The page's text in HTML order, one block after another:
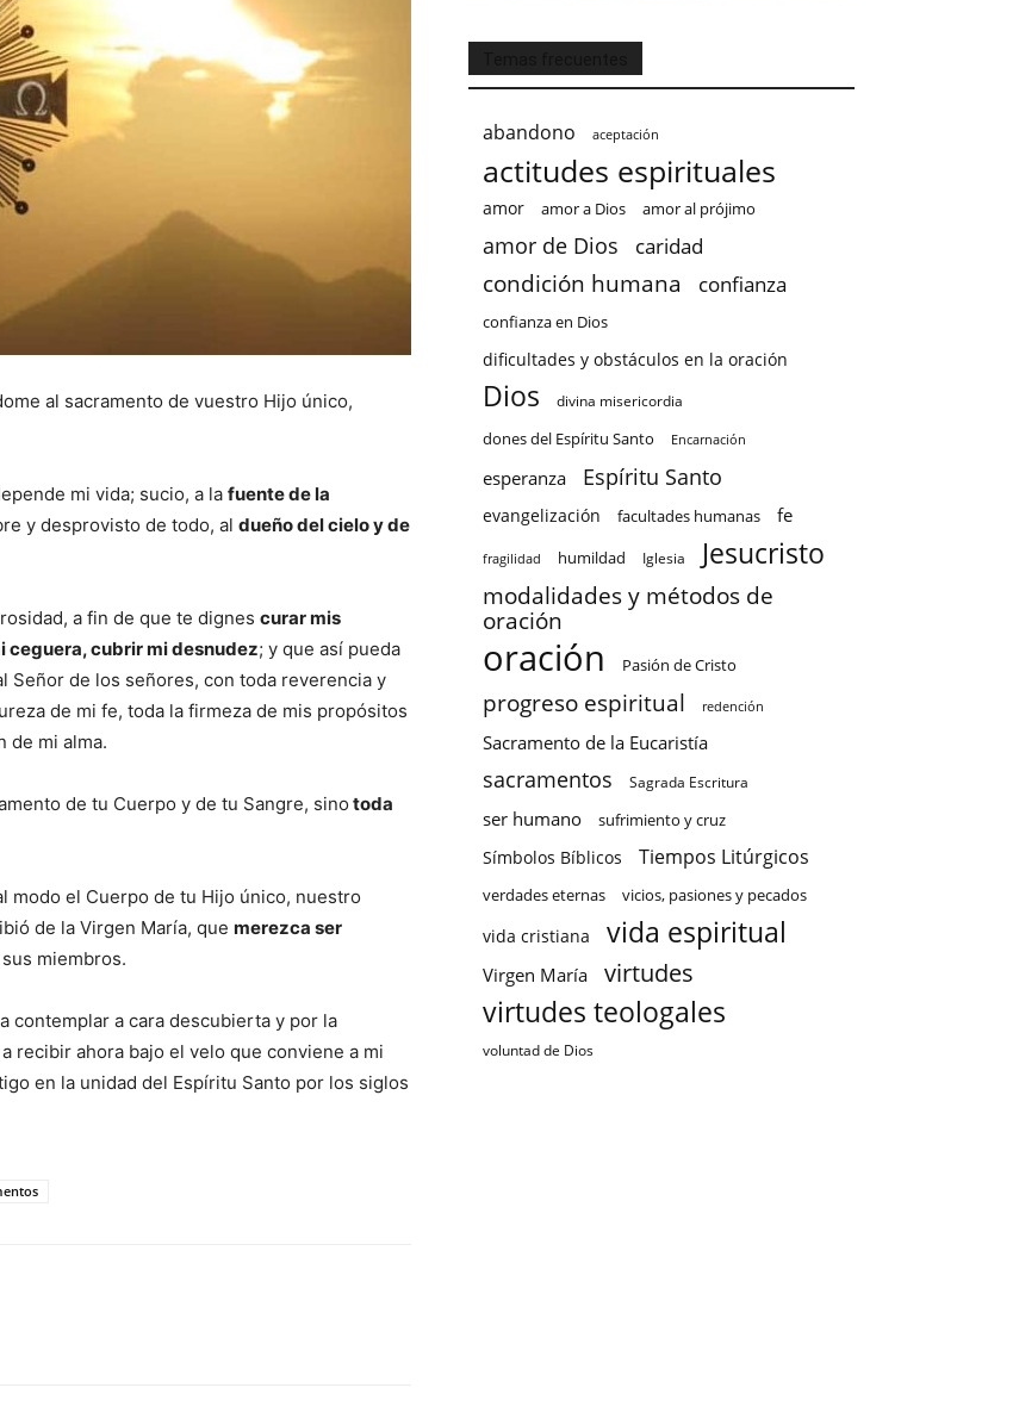
al sacramento de vuestro Hijo único,
mi vida; sucio, a la fuente de la
y desprovisto de todo, al dueño del cielo y de
a fin de que te dignes curar mis
ceguera, cubrir mi desnudez; y que así pueda
Señor de los señores, con toda reverencia y
de mi fe, toda la firmeza de mis propósitos
de mi alma.
de tu Cuerpo y de tu Sangre, sino toda
modo el Cuerpo de tu Hijo único, nuestro
de la Virgen María, que merezca ser
miembros.
contemplar a cara descubierta y por la
recibir ahora bajo el velo que conviene a mi
en la unidad del Espíritu Santo por los siglos
abandono aceptación
actitudes espirituales
amor amor a Dios amor al prójimo
amor de Dios caridad
condición humana confianza
confianza en Dios
dificultades y obstáculos en la oración
Dios divina misericordia
dones del Espíritu Santo Encarnación
esperanza Espíritu Santo
evangelización facultades humanas fe
fragilidad humildad Iglesia Jesucristo
modalidades y métodos de
oración
oración Pasión de Cristo
progreso espiritual redención
Sacramento de la Eucaristía
sacramentos Sagrada Escritura
ser humano sufrimiento y cruz
Símbolos Bíblicos Tiempos Litúrgicos
verdades eternas vicios, pasiones y pecados
vida cristiana vida espiritual
Virgen María virtudes
virtudes teologales
voluntad de Dios